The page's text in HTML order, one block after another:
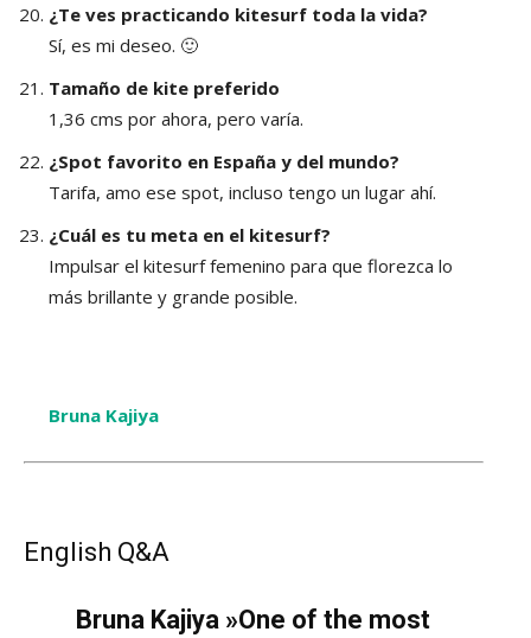
¿Te ves practicando kitesurf toda la vida?
Sí, es mi deseo. 🙂
Tamaño de kite preferido
1,36 cms por ahora, pero varía.
¿Spot favorito en España y del mundo?
Tarifa, amo ese spot, incluso tengo un lugar ahí.
¿Cuál es tu meta en el kitesurf?
Impulsar el kitesurf femenino para que florezca lo
más brillante y grande posible.
Bruna Kajiya
English Q&A
Bruna Kajiya »One of the most